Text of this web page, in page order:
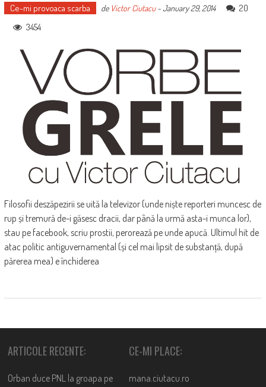
Ce-mi provoaca scarba de Victor Ciutacu-January 29, 2014
20
3454
Filosofii deszăpezirii se uită la televizor (unde niște reporteri muncesc de
rup și tremură de-i găsesc dracii, dar până la urmă asta-i munca lor),
stau pe facebook, scriu prostii, perorează pe unde apucă. Ultimul hit de
atac politic antiguvernamental (și cel mai lipsit de substanță, după
părerea mea) e închiderea
ARTICOLE RECENTE:
Orban duce PNL la groapa pe
CE-MI PLACE:
mana.ciutacu.ro